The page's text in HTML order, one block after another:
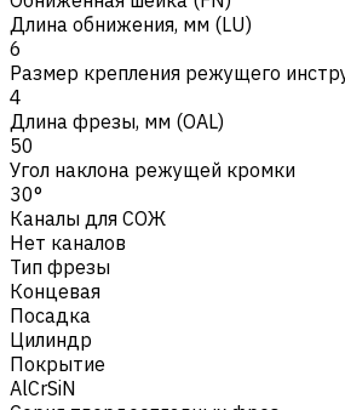
Длина обнижения, мм (LU)
6
Размер крепления режущего
4
Длина фрезы, мм (OAL)
50
Угол наклона режущей кромки
30°
Каналы для СОЖ
Нет каналов
Тип фрезы
Концевая
Посадка
Цилиндр
Покрытие
AlCrSiN